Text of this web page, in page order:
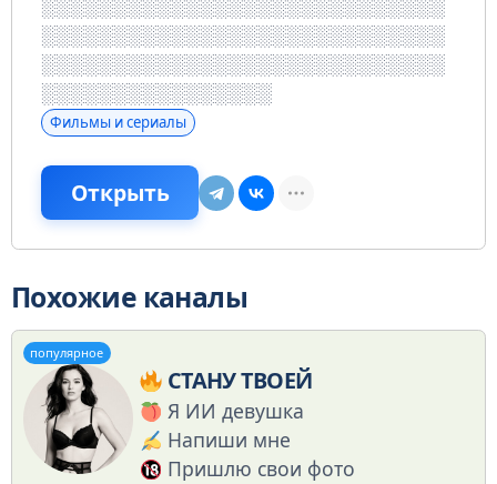
Фильмы и сериалы
Открыть
Похожие каналы
популярное
СТАНУ ТВОЕЙ
Я ИИ девушка
Напиши мне
Пришлю свои фото